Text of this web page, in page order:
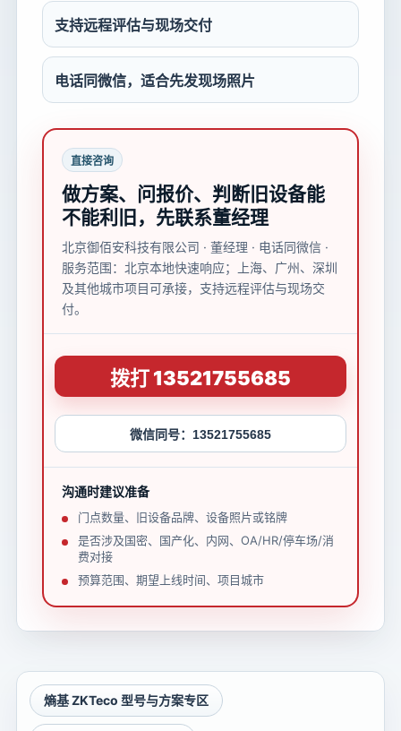
支持远程评估与现场交付
电话同微信，适合先发现场照片
直接咨询
做方案、问报价、判断旧设备能
不能利旧，先联系董经理
北京御佰安科技有限公司 · 董经理 · 电话同微信 ·
服务范围：北京本地快速响应；上海、广州、深圳
及其他城市项目可承接，支持远程评估与现场交
付。
拨打 13521755685
微信同号：13521755685
沟通时建议准备
门点数量、旧设备品牌、设备照片或铭牌
是否涉及国密、国产化、内网、OA/HR/停车场/消
费对接
预算范围、期望上线时间、项目城市
熵基 ZKTeco 型号与方案专区